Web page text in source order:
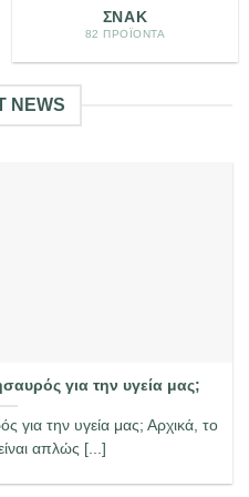
ΣΝΑΚ
82 ΠΡΟΪΌΝΤΑ
NEWS
για την υγεία μας;
για την υγεία μας; Αρχικά, το
απλώς [...]